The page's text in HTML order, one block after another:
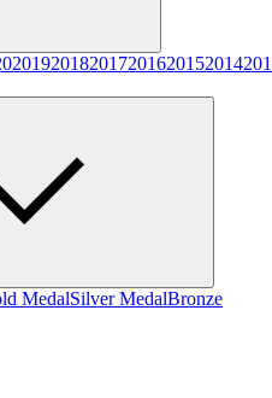
201920182017201620152014
MedalSilver MedalBronze